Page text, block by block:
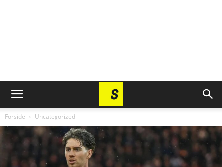
Forside Uncategorized